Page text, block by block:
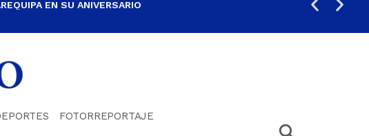
EN SU ANIVERSARIO
FOTORREPORTAJE